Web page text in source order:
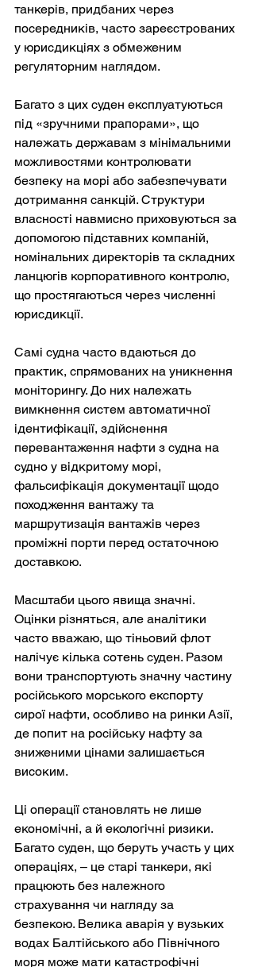
танкерів, придбаних через
посередників, часто зареєстрованих
у юрисдикціях з обмеженим
регуляторним наглядом.
Багато з цих суден експлуатуються
під «зручними прапорами», що
належать державам з мінімальними
можливостями контролювати
безпеку на морі або забезпечувати
дотримання санкцій. Структури
власності навмисно приховуються за
допомогою підставних компаній,
номінальних директорів та складних
ланцюгів корпоративного контролю,
що простягаються через численні
юрисдикції.
Самі судна часто вдаються до
практик, спрямованих на уникнення
моніторингу. До них належать
вимкнення систем автоматичної
ідентифікації, здійснення
перевантаження нафти з судна на
судно у відкритому морі,
фальсифікація документації щодо
походження вантажу та
маршрутизація вантажів через
проміжні порти перед остаточною
доставкою.
Масштаби цього явища значні.
Оцінки різняться, але аналітики
часто вважаю, що тіньовий флот
налічує кілька сотень суден. Разом
вони транспортують значну частину
російського морського експорту
сирої нафти, особливо на ринки Азії,
де попит на російську нафту за
зниженими цінами залишається
високим.
Ці операції становлять не лише
економічні, а й екологічні ризики.
Багато суден, що беруть участь у цих
операціях, – це старі танкери, які
працюють без належного
страхування чи нагляду за
безпекою. Велика аварія у вузьких
водах Балтійського або Північного
моря може мати катастрофічні